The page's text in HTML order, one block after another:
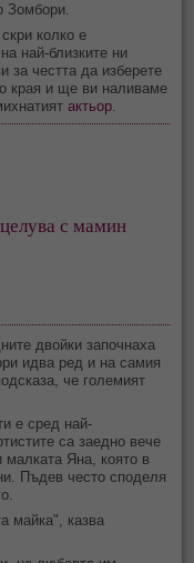
Зомбори.
колко е
най-близките ни
за честта да изберете
края и ще ви наливаме
актьор
с мамин
двойки започнаха
идва ред и на самия
че големият
е сред най-
са заедно вече
Яна, която в
Пъдев често споделя
майка", казва